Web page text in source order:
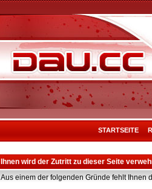
STARTSEITE
Ihnen wird der Zutritt zu dieser Seite
Aus einem der folgenden Gründe fehlt Ihnen